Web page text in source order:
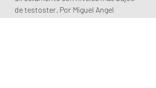
de testoster. Por Miguel Angel
Martinez | Nov 14, 2016 | Bodybuilding.